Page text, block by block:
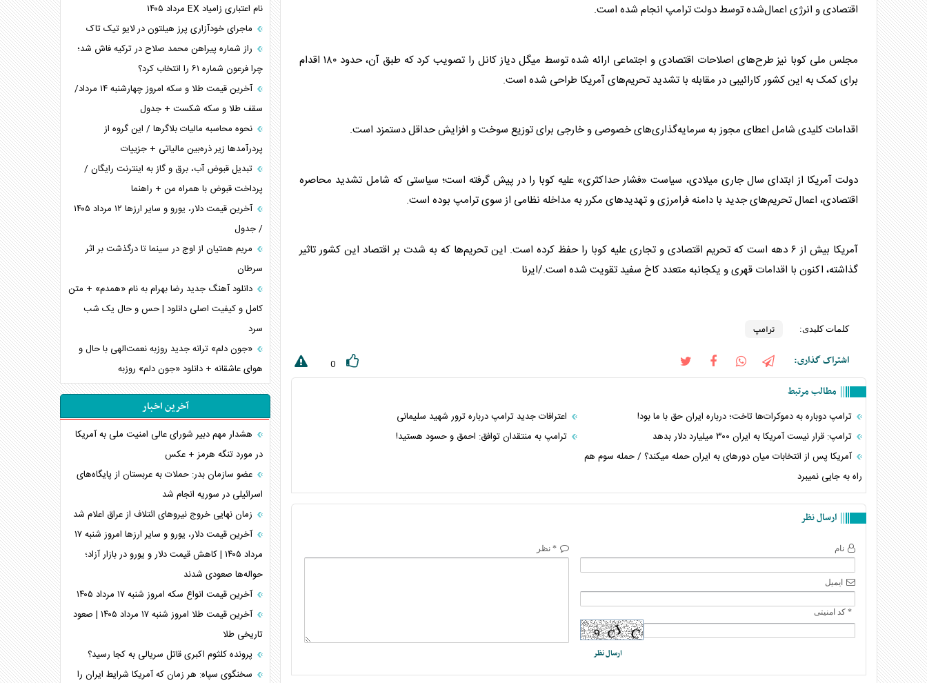
اقتصادی و انرژی اعمال‌شده توسط دولتترامپ انجام شده است.
مجلس ملی کوبا نیز طرح‌های اصلاحات اقتصادی و اجتماعی ارائه شده توسط میگل دیاز کانل را تصویب کرد که طبق آن، حدود ۱۸۰ اقدام
برای کمک به این کشور کارائیبی در مقابله با تشدید تحریم‌های آمریکا طراحی شده است.
اقدامات کلیدی شامل اعطای مجوز به سرمایه‌گذاری‌های خصوصی و خارجی برای توزیع سوخت و افزایش حداقل دستمزد است.
دولت آمریکا از ابتدای سال جاری میلادی، سیاست «فشار حداکثری» علیه کوبا را در پیش گرفته است؛ سیاستی که شامل تشدید محاصره
اقتصادی، اعمال تحریم‌های جدید با دامنه فرامرزی و تهدیدهای مکرر به مداخله نظامی از سویترامپ بوده است.
آمریکا بیش از ۶ دهه است که تحریم اقتصادی و تجاری علیه کوبا را حفظ کرده است. این تحریم‌ها که به شدت بر اقتصاد این کشور تاثیر
گذاشته، اکنون با اقدامات قهری و یکجانبه متعدد کاخ سفید تقویت شده است./ایرنا
کلمات کلیدی: ترامپ
اشتراک گذاری: 0
مطالب مرتبط
ترامپ دوباره به دموکرات‌ها تاخت؛ درباره ایران حق با ما بود!
اعترافات جدید ترامپ درباره ترور شهید سلیمانی
ترامپ: قرار نیست آمریکا به ایران ۳۰۰ میلیارد دلار بدهد
ترامپ به منتقدان توافق: احمق و حسود هستید!
آمریکا پس از انتخابات میان دورهای به ایران حمله میکند؟ / حمله سوم هم
راه به جایی نمیبرد
ارسال نظر
نام
ایمیل
* کد امنیتی
* نظر
نام اعتباری زامیاد EX مرداد ۱۴۰۵
ماجرای خودآزاری پرز هیلتون در لایو تیک تاک
راز شماره پیراهن محمد صلاح در ترکیه فاش شد؛
چرا فرعون شماره ۶۱ را انتخاب کرد؟
آخرین قیمت طلا و سکه امروز چهارشنبه ۱۴ مرداد/
سقف طلا و سکه شکست + جدول
نحوه محاسبه مالیات بلاگر‌ها / این گروه از
پردرآمد‌ها زیر ذره‌بین مالیاتی + جزییات
تبدیل قبوض آب، برق و گاز به اینترنت رایگان /
پرداخت قبوض با همراه من + راهنما
آخرین قیمت دلار، یورو و سایر ارز‌ها ۱۲ مرداد ۱۴۰۵
/ جدول
مریم همتیان از اوج در سینما تا درگذشت بر اثر
سرطان
دانلود آهنگ جدید رضا بهرام به نام «همدم» + متن
کامل و کیفیت اصلی دانلود | حس و حال یک شب
سرد
«جون دلم» ترانه جدید روزبه نعمت‌الهی با حال و
هوای عاشقانه + دانلود «جون دلم» روزبه
آخرین اخبار
هشدار مهم دبیر شورای عالی امنیت ملی به آمریکا
در مورد تنگه هرمز + عکس
عضو سازمان بدر: حملات به عربستان از پایگاه‌های
اسرائیلی در سوریه انجام شد
زمان نهایی خروج نیرو‌های ائتلاف از عراق اعلام شد
آخرین قیمت دلار، یورو و سایر ارز‌ها امروز شنبه ۱۷
مرداد ۱۴۰۵ | کاهش قیمت دلار و یورو در بازار آزاد؛
حواله‌ها صعودی شدند
آخرین قیمت انواع سکه امروز شنبه ۱۷ مرداد ۱۴۰۵
آخرین قیمت طلا امروز شنبه ۱۷ مرداد ۱۴۰۵ | صعود
تاریخی طلا
پرونده کلثوم اکبری قاتل سریالی به کجا رسید؟
سخنگوی سپاه: هر زمان که آمریکا شرایط ایران را